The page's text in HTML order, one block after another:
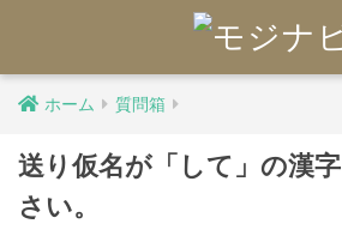
ホーム 質問箱
送り仮名が「して」の漢
さい。